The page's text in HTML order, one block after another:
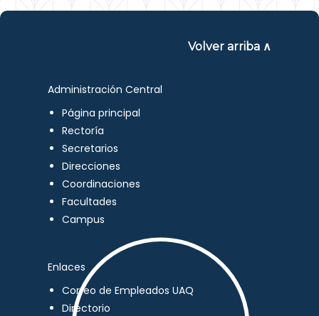
Volver arriba ∧
Administración Central
Página principal
Rectoría
Secretarios
Direcciones
Coordinaciones
Facultades
Campus
Enlaces
Correo de Empleados UAQ
Directorio